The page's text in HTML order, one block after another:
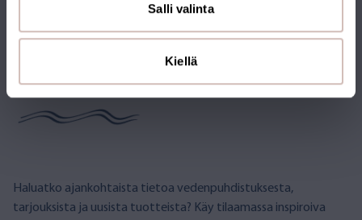
Salli valinta
Kiellä
TILAA UUTISKIRJE
Haluatko ajankohtaista tietoa vedenpuhdistuksesta,
tarjouksista ja uusista tuotteista? Käy tilaamassa inspiroiva